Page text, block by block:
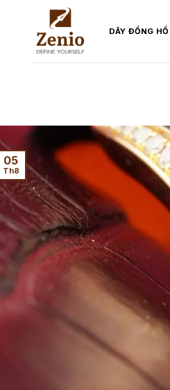
content
DÂY ĐỒNG HỒ
05
Th8